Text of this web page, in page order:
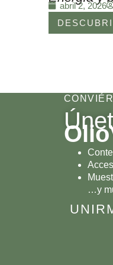
abril 2, 2026
Olio
…y